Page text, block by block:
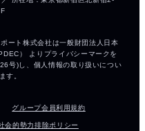
グループ会員利用規約
会的勢力排除ポリシー